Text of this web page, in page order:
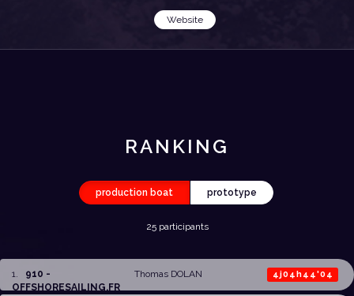
Website
RANKING
production boat prototype
25 participants
1. 910 -
OFFSHORESAILING.FR
Thomas DOLAN 4j04h44'04